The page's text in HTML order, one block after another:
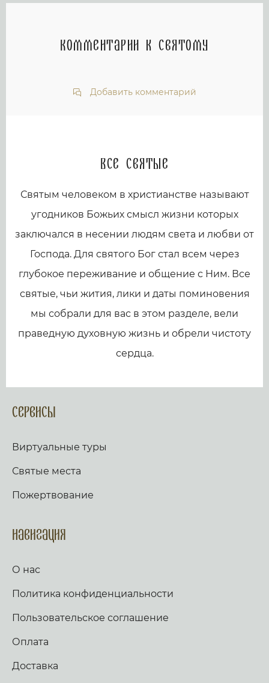
Комментарии к святому
Добавить комментарий
Все святые
Святым человеком в христианстве называют
угодников Божьих смысл жизни которых
заключался в несении людям света и любви от
Господа. Для святого Бог стал всем через
глубокое переживание и общение с Ним. Все
святые, чьи жития, лики и даты поминовения
мы собрали для вас в этом разделе, вели
праведную духовную жизнь и обрели чистоту
сердца.
Сервисы
Виртуальные туры
Святые места
Пожертвование
Навигация
О нас
Политика конфиденциальности
Пользовательское соглашение
Оплата
Доставка